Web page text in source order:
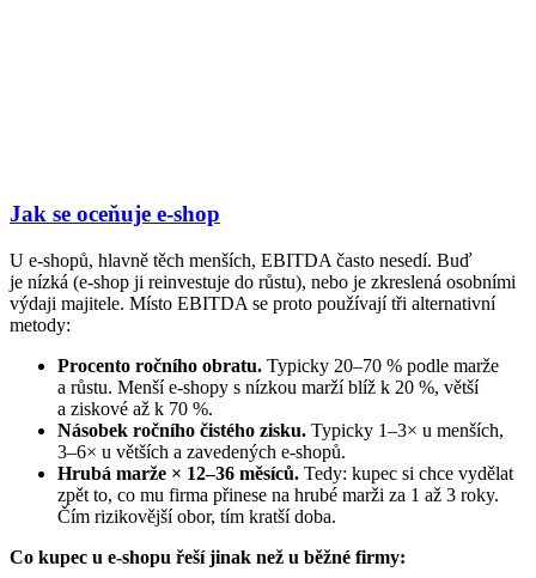
Jak se oceňuje e-shop
U e-shopů, hlavně těch menších, EBITDA často nesedí. Buď
je nízká (e-shop ji reinvestuje do růstu), nebo je zkreslená osobními
výdaji majitele. Místo EBITDA se proto používají tři alternativní
metody:
Procento ročního obratu. Typicky 20–70 % podle marže
a růstu. Menší e-shopy s nízkou marží blíž k 20 %, větší
a ziskové až k 70 %.
Násobek ročního čistého zisku. Typicky 1–3× u menších,
3–6× u větších a zavedených e-shopů.
Hrubá marže × 12–36 měsíců. Tedy: kupec si chce vydělat
zpět to, co mu firma přinese na hrubé marži za 1 až 3 roky.
Čím rizikovější obor, tím kratší doba.
Co kupec u e-shopu řeší jinak než u běžné firmy: